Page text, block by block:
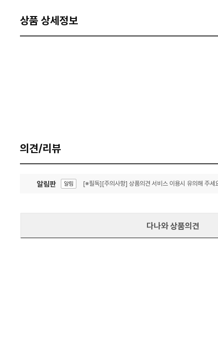
상품 상세정보
의견/리뷰
알림판 알림 [※필독][주의사항] 상품의견 서비스 이용시 유의해 주세
다나와 상품의견